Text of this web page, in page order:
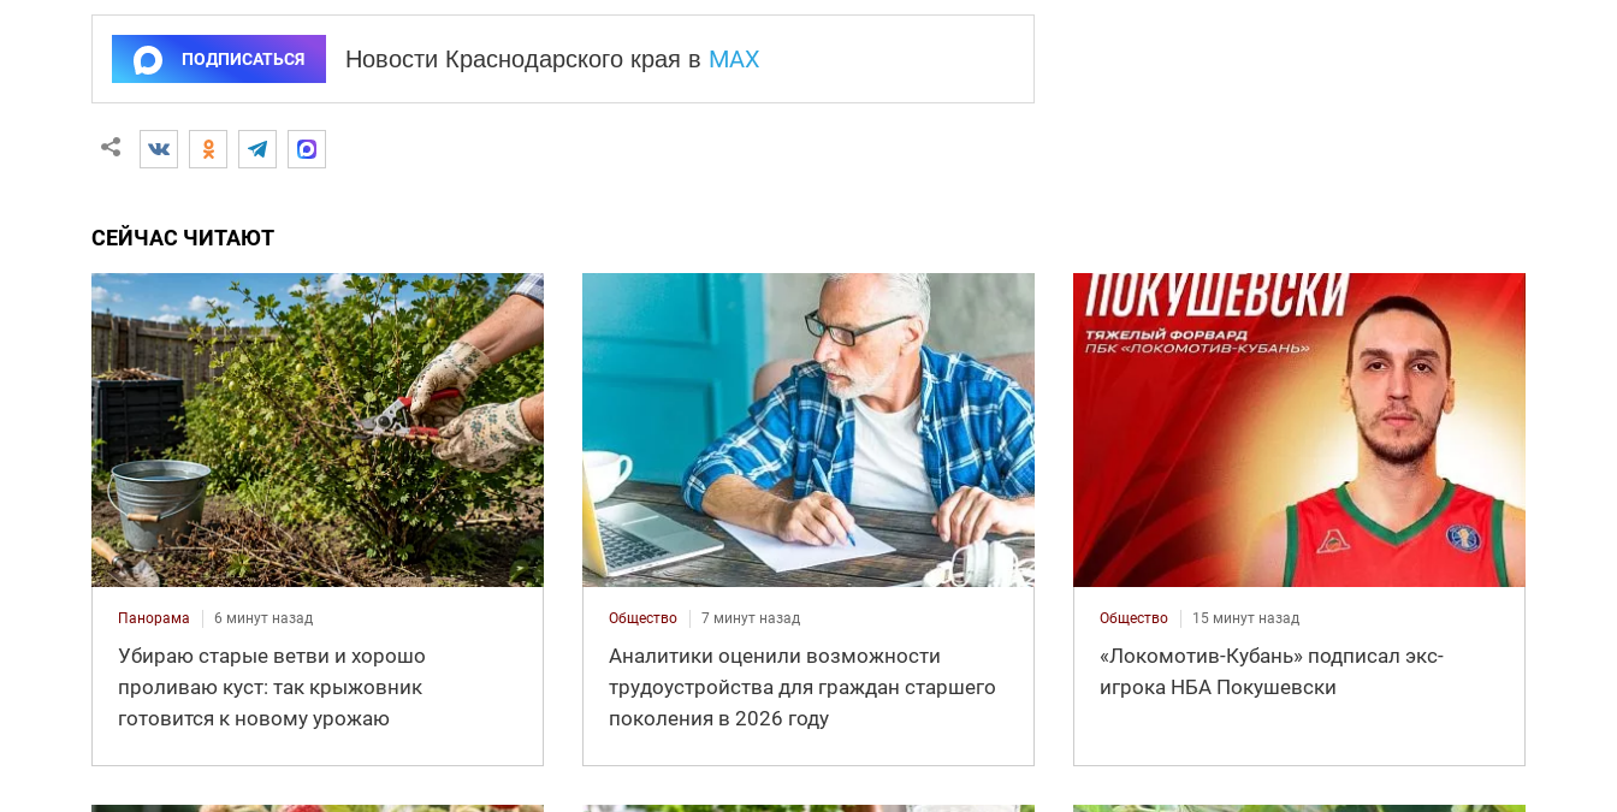
ПОДПИСАТЬСЯ Новости Краснодарского края в MAX
СЕЙЧАС ЧИТАЮТ
Панорама 6 минут назад
Убираю старые ветви и хорошо
проливаю куст: так крыжовник
готовится к новому урожаю
Общество 7 минут назад
Аналитики оценили возможности
трудоустройства для граждан старшего
поколения в 2026 году
Общество 15 минут назад
«Локомотив-Кубань» подписал экс-
игрока НБА Покушевски